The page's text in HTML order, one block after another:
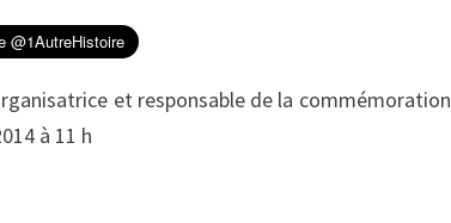
’
A
S
S
et responsable de la commémoration
à 11 h